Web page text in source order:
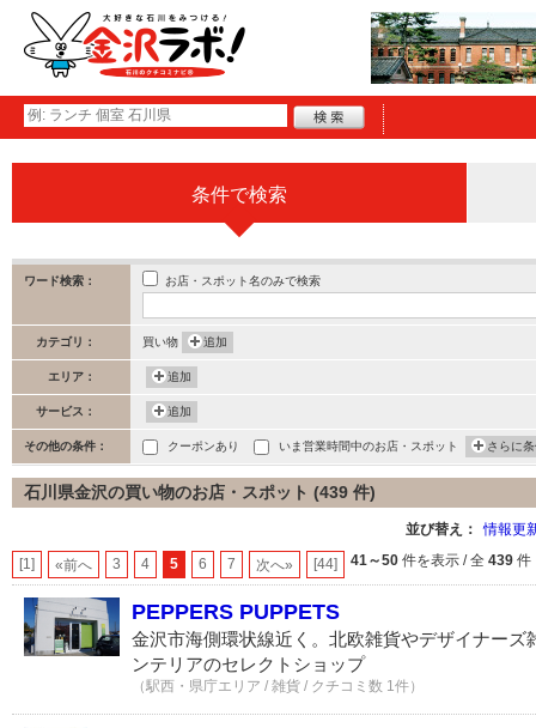
条件で検索
ワード検索： お店・スポット名のみで検索
カテゴリ： 買い物 追加
エリア： 追加
サービス： 追加
その他の条件： クーポンあり いま営業時間中のお店・スポット さらに
石川県金沢の買い物のお店・スポット (439 件)
並び替え： 情報更
[1] «前へ 3 4 5 6 7 次へ» [44] 41～50 件を表示 / 全 439 件
PEPPERS PUPPETS
金沢市海側環状線近く。北欧雑貨やデザイナーズ
ンテリアのセレクトショップ
（駅西・県庁エリア / 雑貨 / クチコミ数 1件）